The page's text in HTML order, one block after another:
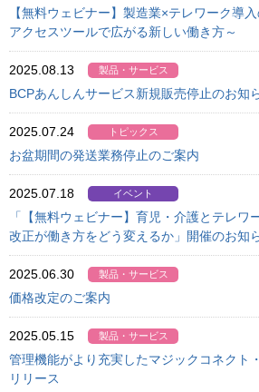
【無料ウェビナー】製造業×テレワーク導
アクセスツールで広がる新しい働き方～
2025.08.13 製品・サービス
BCPあんしんサービス新規販売停止のお知
2025.07.24 トピックス
お盆期間の発送業務停止のご案内
2025.07.18 イベント
「【無料ウェビナー】育児・介護とテレワ
改正が働き方をどう変えるか」開催のお知
2025.06.30 製品・サービス
価格改定のご案内
2025.05.15 製品・サービス
管理機能がより充実したマジックコネクト
リリース